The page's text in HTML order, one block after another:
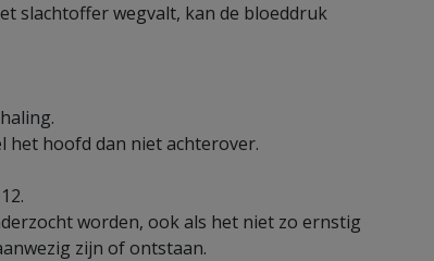
slachtoffer wegvalt, kan de bloeddruk
het hoofd dan niet achterover.
worden, ook als het niet zo ernstig
zijn of ontstaan.